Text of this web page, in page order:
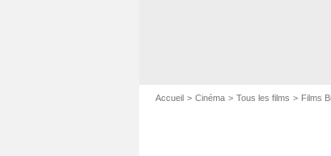
Accueil Cinéma Tous les films Films